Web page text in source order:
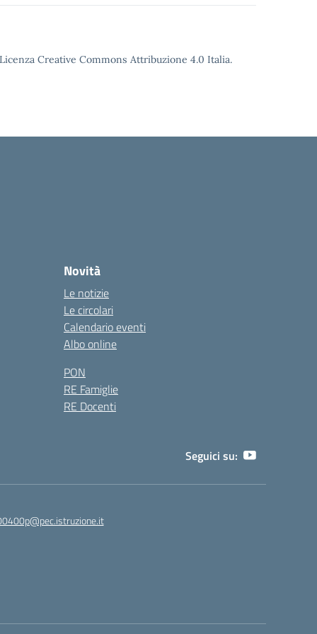
Creative Commons Attribuzione 4.0 Italia.
Novità
Le notizie
Le circolari
Calendario eventi
Albo online
PON
RE Famiglie
RE Docenti
Seguici su: